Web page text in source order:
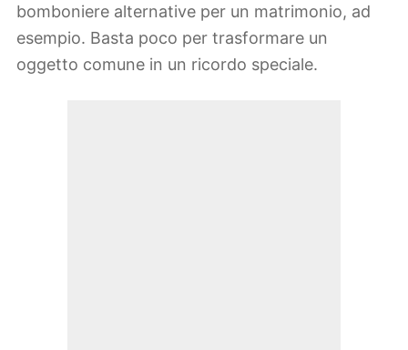
bomboniere alternative per un matrimonio, ad
esempio. Basta poco per trasformare un
oggetto comune in un ricordo speciale.